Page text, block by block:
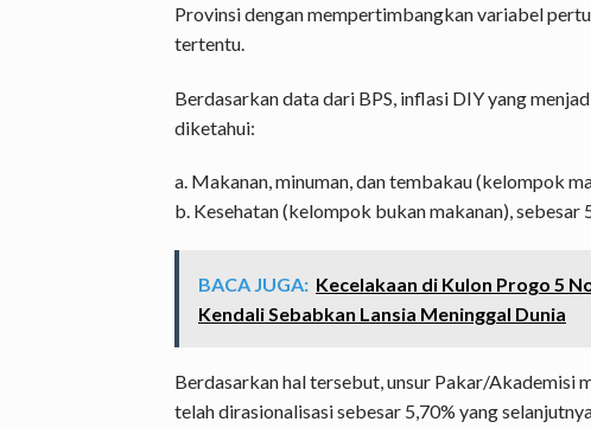
Provinsi dengan mempertimbangkan variabel
tertentu.
Berdasarkan data dari BPS, inflasi DIY yang
diketahui:
a. Makanan, minuman, dan tembakau (kelompok
b. Kesehatan (kelompok bukan makanan), sebesar
BACA JUGA: Kecelakaan di Kulon Progo 5
Kendali Sebabkan Lansia Meninggal Dunia
Berdasarkan hal tersebut, unsur Pakar/Akademisi
telah dirasionalisasi sebesar 5,70% yang